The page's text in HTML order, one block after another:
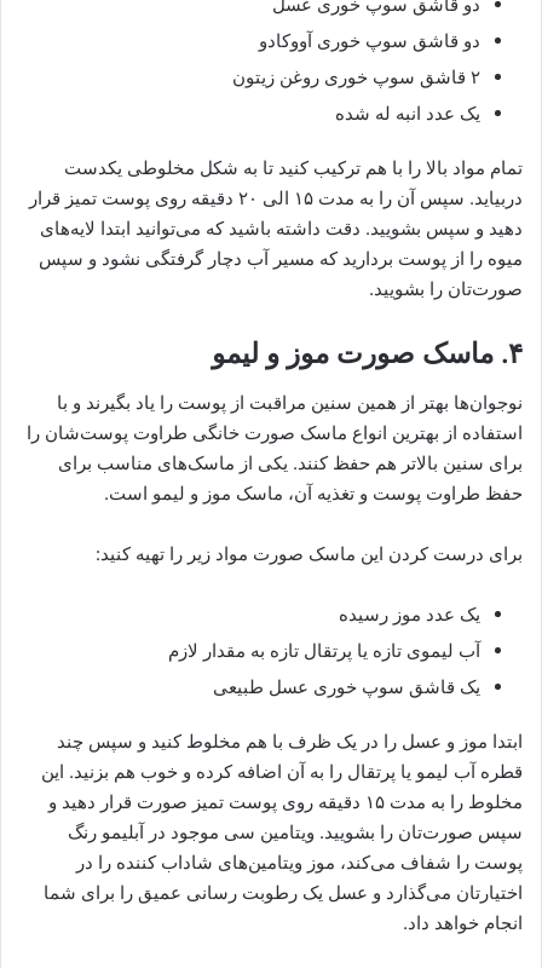
دو قاشق سوپ خوری عسل
دو قاشق سوپ خوری آووکادو
۲ قاشق سوپ خوری روغن زیتون
یک عدد انبه له شده
تمام مواد بالا را با هم ترکیب کنید تا به شکل مخلوطی یکدست
دربیاید. سپس آن را به مدت ۱۵ الی ۲۰ دقیقه روی پوست تمیز قرار
دهید و سپس بشویید. دقت داشته باشید که می‌توانید ابتدا لایه‌های
میوه را از پوست بردارید که مسیر آب دچار گرفتگی نشود و سپس
صورت‌تان را بشویید.
۴. ماسک صورت موز و لیمو
نوجوان‌ها بهتر از همین سنین مراقبت از پوست را یاد بگیرند و با
استفاده از بهترین انواع ماسک صورت خانگی طراوت پوست‌شان را
برای سنین بالاتر هم حفظ کنند. یکی از ماسک‌های مناسب برای
حفظ طراوت پوست و تغذیه آن، ماسک موز و لیمو است.
برای درست کردن این ماسک صورت مواد زیر را تهیه کنید:
یک عدد موز رسیده
آب لیموی تازه یا پرتقال تازه به مقدار لازم
یک قاشق سوپ خوری عسل طبیعی
ابتدا موز و عسل را در یک ظرف با هم مخلوط کنید و سپس چند
قطره آب لیمو یا پرتقال را به آن اضافه کرده و خوب هم بزنید. این
مخلوط را به مدت ۱۵ دقیقه روی پوست تمیز صورت قرار دهید و
سپس صورت‌تان را بشویید. ویتامین سی موجود در آبلیمو رنگ
پوست را شفاف می‌کند، موز ویتامین‌های شاداب کننده را در
اختیارتان می‌گذارد و عسل یک رطوبت رسانی عمیق را برای شما
انجام خواهد داد.